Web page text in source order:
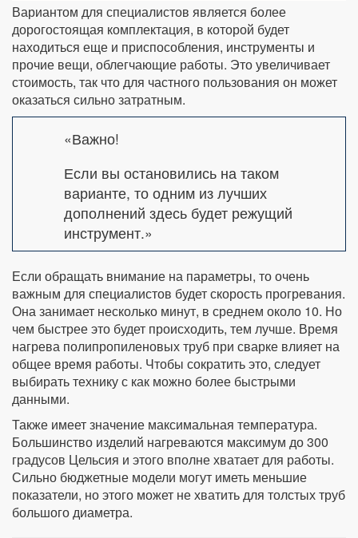
Вариантом для специалистов является более
дорогостоящая комплектация, в которой будет
находиться еще и приспособления, инструменты и
прочие вещи, облегчающие работы. Это увеличивает
стоимость, так что для частного пользования он может
оказаться сильно затратным.
«Важно!
Если вы остановились на таком
варианте, то одним из лучших
дополнений здесь будет режущий
инструмент.»
Если обращать внимание на параметры, то очень
важным для специалистов будет скорость прогревания.
Она занимает несколько минут, в среднем около 10. Но
чем быстрее это будет происходить, тем лучше. Время
нагрева полипропиленовых труб при сварке влияет на
общее время работы. Чтобы сократить это, следует
выбирать технику с как можно более быстрыми
данными.
Также имеет значение максимальная температура.
Большинство изделий нагреваются максимум до 300
градусов Цельсия и этого вполне хватает для работы.
Сильно бюджетные модели могут иметь меньшие
показатели, но этого может не хватить для толстых труб
большого диаметра.